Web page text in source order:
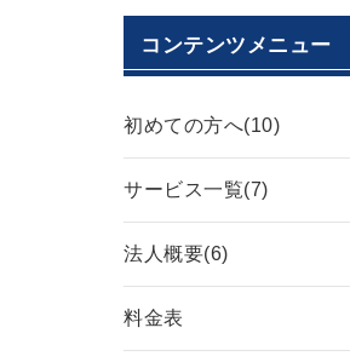
コンテンツメニュー
初めての方へ(10)
サービス一覧(7)
法人概要(6)
料金表